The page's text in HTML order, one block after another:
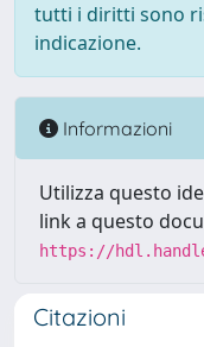
tutti i diritti sono
indicazione.
Informazioni
Utilizza questo
link a questo
https://
Citazioni